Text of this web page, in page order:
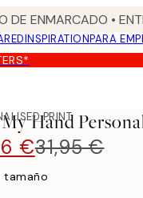
DE ENMARCADO •
INSPIRATIONPARA
PRINT
Hand
€31,95 €
tamaño